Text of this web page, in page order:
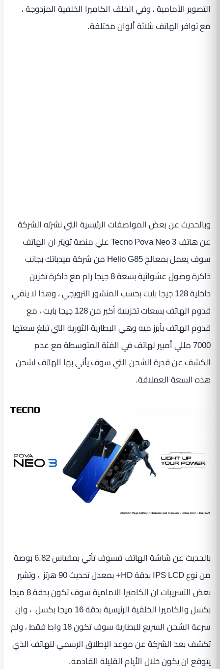
التصوير الأمامية ، وفي الخلف الكاميرا الخلفية المزدوجة ،
مع توافر الهاتف بثلاثة ألوان مختلفة.
وبالحديث عن بعض المواصفات الرئيسية التي نشرته الشركة
عن هاتف Tecno Pova Neo 3 علي منصة تويتر ان الهاتف
سوف يعمل بمعالج Helio G85 من شركة ميدياتك بجانب
ذاكرة وصول عشوائية بسعة 8 جيجا رام مع ذاكرة تخزين
داخلية 128 جيجا بايت بحسب المنشور الترويجي ، وهذا لا ينفي
قدوم الهاتف بسعات تخزينية أكبر من 128 جيجا بايت ، مع
قدوم الهاتف بأبرز ميه وهي البطارية الثورية التي تبلغ سعتها
7000 مللي أمبير لهاتف في الفئة المتوسطة مع عدم
الكشف عن قدرة الشحن التي سوف يأتي بها الهاتف لشحن
هذه السعة العملاقة.
بالحديث عن شاشة الهاتف فسوف تأتي بمقياس 6.82 بوصة
من نوع IPS LCD بدقة HD+ بمعدل تحديث 90 هرتز ، وتشير
بعض التسريبات ان الكاميرا الامامية سوف تكون بدقة 8 ميجا
بكسل والكاميرا الخلفية الرئيسية بدقة 16 ميجا بكسل ، وان
سرعة الشحن السريع للبطارية سوف تكون 18 واط فقط ، ولم
تكشف بعد الشركة عن موعد الإطلاق الرسمي للهاتف الذي
يتوقع ان يكون خلال الأيام القليلة القادمة.